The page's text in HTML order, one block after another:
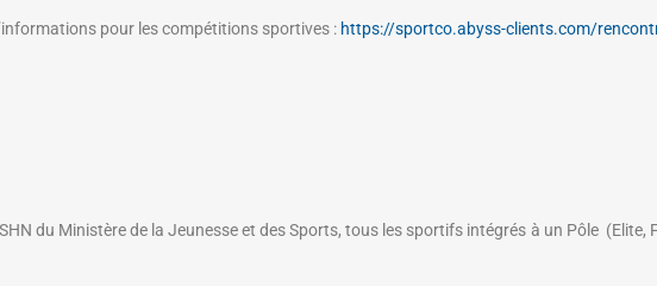
pour les compétitions sportives : https://sportco.abyss-clients.com/
du Ministère de la Jeunesse et des Sports, tous les sportifs intégrés à un Pôle